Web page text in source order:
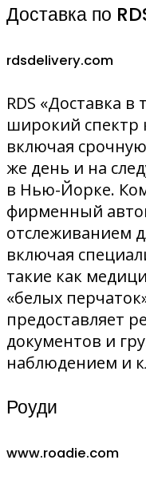
Доставка по
rdsdelivery.com
RDS «Доставка в
широкий спектр
включая
же день и на
в Нью-Йорке.
фирменный
отслеживанием
включая
такие как
«белых
предоставляет
документов и
наблюдением и
Роуди
www.roadie.com